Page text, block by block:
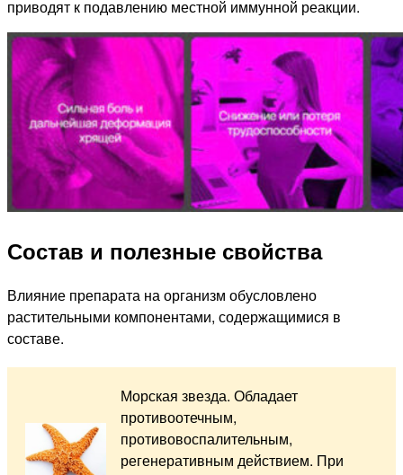
приводят к подавлению местной иммунной реакции.
Состав и полезные свойства
Влияние препарата на организм обусловлено
растительными компонентами, содержащимися в
составе.
Морская звезда. Обладает
противоотечным,
противовоспалительным,
регенеративным действием. При